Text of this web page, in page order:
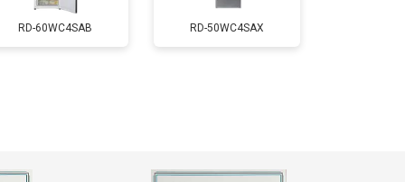
3650 ₽
RD-60WC4SAB RD-50WC4SAX